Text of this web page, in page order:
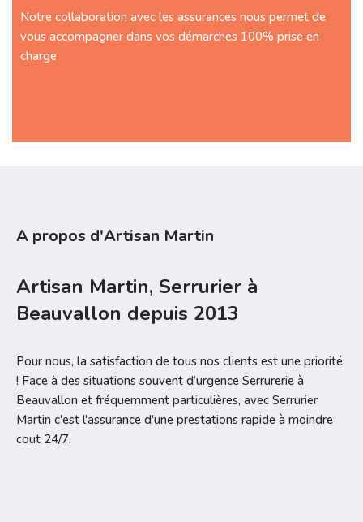
Notre collaboration avec les assurances nous permet de
vous accompagner dans vos démarches 100% prise en
charge
A propos d'Artisan Martin
Artisan Martin, Serrurier à
Beauvallon depuis 2013
Pour nous, la satisfaction de tous nos clients est une priorité
! Face à des situations souvent d’urgence Serrurerie à
Beauvallon et fréquemment particulières, avec Serrurier
Martin c'est l'assurance d'une prestations rapide à moindre
cout 24/7.